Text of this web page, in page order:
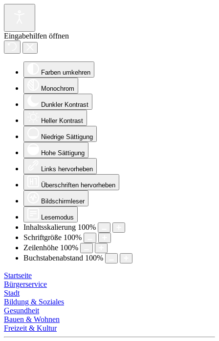
Eingabehilfen öffnen
Farben umkehren
Monochrom
Dunkler Kontrast
Heller Kontrast
Niedrige Sättigung
Hohe Sättigung
Links hervorheben
Überschriften hervorheben
Bildschirmleser
Lesemodus
Inhaltsskalierung 100%
Schriftgröße 100%
Zeilenhöhe 100%
Buchstabenabstand 100%
Startseite
Bürgerservice
Stadt
Bildung & Soziales
Gesundheit
Bauen & Wohnen
Freizeit & Kultur